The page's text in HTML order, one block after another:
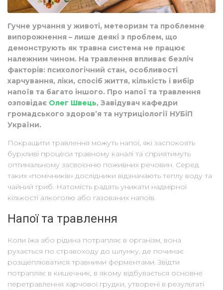
Гучне урчання у животі, метеоризм та проблемне
випорожнення – лише деякі з проблем, що
демонструють як травна система не працює
належним чином. На травлення впливає безліч
факторів: психологічний стан, особливості
харчування, ліки, спосіб життя, кількість і вибір
напоїв та багато іншого. Про напої та травлення
озповідає Олег Швець, Завідувач кафедри
громадського здоров’я та нутриціології НУБіП
України.
Покращити травлення можуть напої, які заспокоять
бурхливі процеси травному каналі та сприятимуть
оптимальному засвоєнню поживних речовин. Серед
таких «помічників» дослідники відзначають теплу воду та
чайний гриб. Натомість радять уникати надмірної
кількості алкоголю або газованих напоїв.
Напої та травлення
Коли їжа або рідина потрапляє в організм, вона
рухається по стравоходу до шлунку, де починає
розщеплюватися травними ферментами. Звідти
потрапляє в кишечник, в якому відбувається основне
перетравлення харчової грудки, утворені в результаті